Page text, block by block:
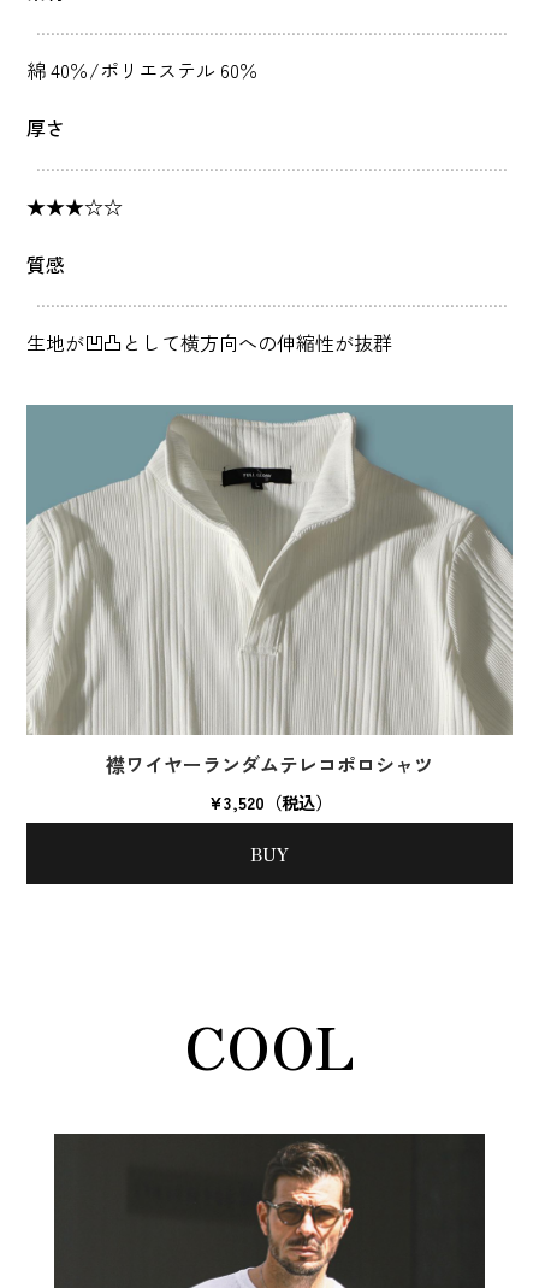
綿 40％/ポリエステル 60％
厚さ
★★★☆☆
質感
生地が凹凸として横方向への伸縮性が抜群
襟ワイヤーランダムテレコポロシャツ
¥3,520（税込）
BUY
COOL